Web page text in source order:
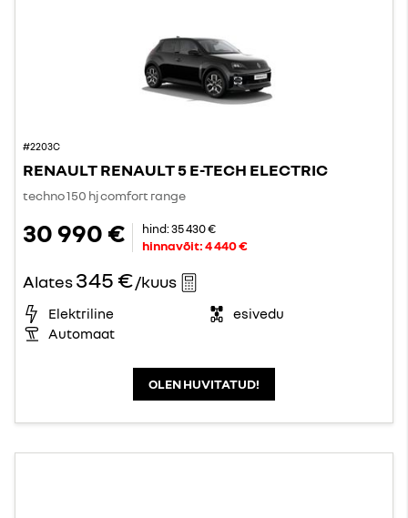
#2203C
RENAULT RENAULT 5 E-TECH ELECTRIC
techno 150 hj comfort range
30 990 € hind:35 430 €
hinnavõit:4 440 €
Alates345 €/kuus
Elektriline
esivedu
Automaat
OLEN HUVITATUD!